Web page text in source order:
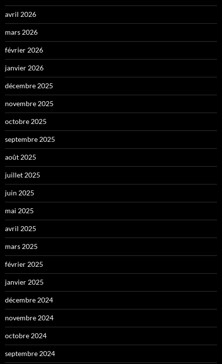
avril 2026
mars 2026
février 2026
janvier 2026
décembre 2025
novembre 2025
octobre 2025
septembre 2025
août 2025
juillet 2025
juin 2025
mai 2025
avril 2025
mars 2025
février 2025
janvier 2025
décembre 2024
novembre 2024
octobre 2024
septembre 2024